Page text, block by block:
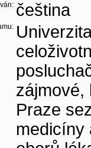
čeština
zájmové,
Praze
medicíny